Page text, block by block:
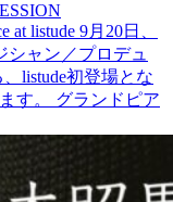
at listude 9月20日、
シャン／プロデュ
listude初登場とな
す。 グランドピア